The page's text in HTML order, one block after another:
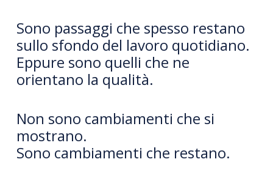
Sono passaggi che spesso restano
sullo sfondo del lavoro quotidiano.
Eppure sono quelli che ne
orientano la qualità.
Non sono cambiamenti che si
mostrano.
Sono cambiamenti che restano.